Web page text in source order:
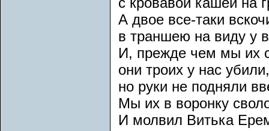
А двое все-таки
в траншею на виду у
И, прежде чем мы их
они троих у нас убили,
но руки не подняли
Мы их в воронку
И молвил Витька